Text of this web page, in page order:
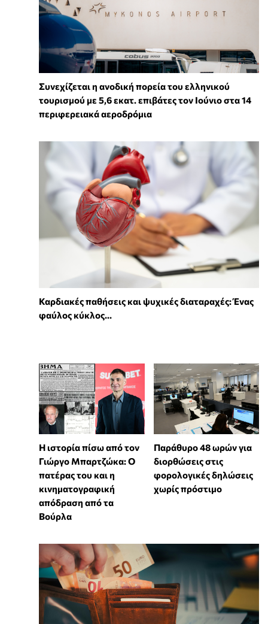
Συνεχίζεται η ανοδική πορεία του ελληνικού
τουρισμού με 5,6 εκατ. επιβάτες τον Ιούνιο στα 14
περιφερειακά αεροδρόμια
Καρδιακές παθήσεις και ψυχικές διαταραχές: Ένας
φαύλος κύκλος...
Η ιστορία πίσω από τον
Γιώργο Μπαρτζώκα: Ο
πατέρας του και η
κινηματογραφική
απόδραση από τα
Βούρλα
Παράθυρο 48 ωρών για
διορθώσεις στις
φορολογικές δηλώσεις
χωρίς πρόστιμο